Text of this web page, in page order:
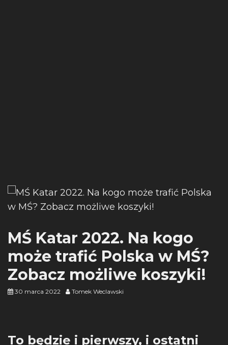
MŚ Katar 2022. Na kogo
może trafić Polska w MŚ?
Zobacz możliwe koszyki!
30 marca 2022 Tomek Weclawski
To będzie i pierwszy, i ostatni